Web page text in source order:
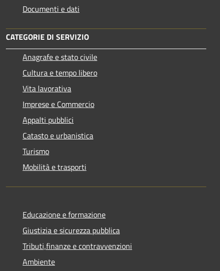
Documenti e dati
CATEGORIE DI SERVIZIO
Anagrafe e stato civile
Cultura e tempo libero
Vita lavorativa
Imprese e Commercio
Appalti pubblici
Catasto e urbanistica
Turismo
Mobilità e trasporti
Educazione e formazione
Giustizia e sicurezza pubblica
Tributi,finanze e contravvenzioni
Ambiente